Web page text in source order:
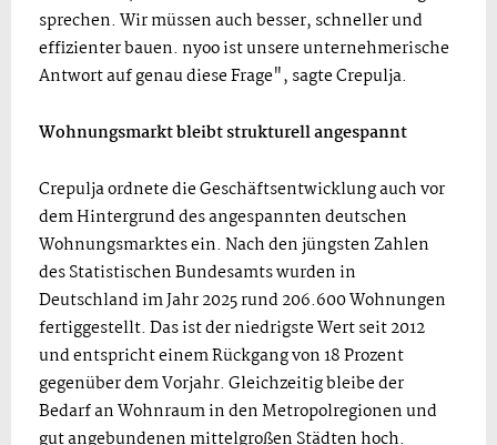
sprechen. Wir müssen auch besser, schneller und
effizienter bauen. nyoo ist unsere unternehmerische
Antwort auf genau diese Frage", sagte Crepulja.
Wohnungsmarkt bleibt strukturell angespannt
Crepulja ordnete die Geschäftsentwicklung auch vor
dem Hintergrund des angespannten deutschen
Wohnungsmarktes ein. Nach den jüngsten Zahlen
des Statistischen Bundesamts wurden in
Deutschland im Jahr 2025 rund 206.600 Wohnungen
fertiggestellt. Das ist der niedrigste Wert seit 2012
und entspricht einem Rückgang von 18 Prozent
gegenüber dem Vorjahr. Gleichzeitig bleibe der
Bedarf an Wohnraum in den Metropolregionen und
gut angebundenen mittelgroßen Städten hoch.